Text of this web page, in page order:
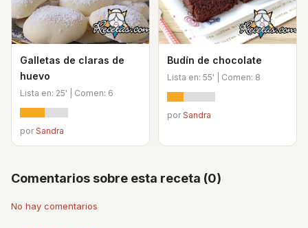
Galletas de claras de
huevo
Lista en: 25' | Comen: 6
porSandra
Budín de chocolate
Lista en: 55' | Comen: 8
porSandra
Comentarios sobre esta receta (0)
No hay comentarios